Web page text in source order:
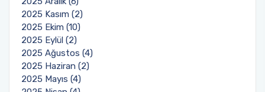
2025 Kasım (2)
2025 Ekim (10)
2025 Eylül (2)
2025 Ağustos (4)
2025 Haziran (2)
2025 Mayıs (4)